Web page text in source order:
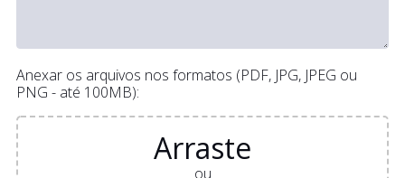
Anexar os arquivos nos formatos (PDF, JPG, JPEG ou
PNG - até 100MB):
Arraste
ou